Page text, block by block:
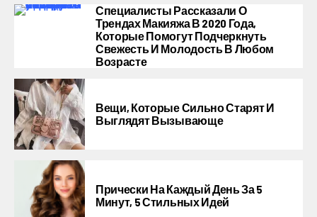
Специалисты Рассказали О
Трендах Макияжа В 2020 Года,
Которые Помогут Подчеркнуть
Свежесть И Молодость В Любом
Возрасте
Вещи, Которые Сильно Старят И
Выглядят Вызывающе
Прически На Каждый День За 5
Минут, 5 Стильных Идей